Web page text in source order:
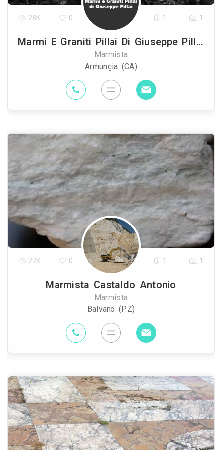
Marmi E Graniti Pillai Di Giuseppe Pillai
Marmista
Armungia (CA)
28K 0 1 1
Marmista Castaldo Antonio
Marmista
Balvano (PZ)
27K 0 1 1